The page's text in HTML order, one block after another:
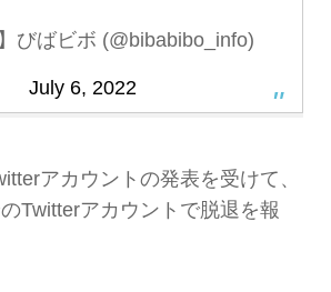
びばビボ (@bibabibo_info)
July 6, 2022
アカウントの発表を受けて、
Twitterアカウントで脱退を報